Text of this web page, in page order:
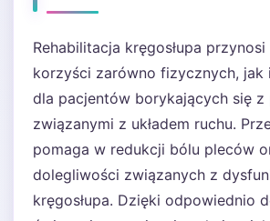
Rehabilitacja kręgosłupa przynosi
korzyści zarówno fizycznych, jak
dla pacjentów borykających się z
związanymi z układem ruchu.
pomaga w redukcji bólu pleców
dolegliwości związanych z
kręgosłupa. Dzięki odpowiednio